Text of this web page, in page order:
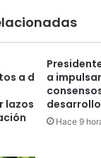
a d
lazos
a
Hace 9